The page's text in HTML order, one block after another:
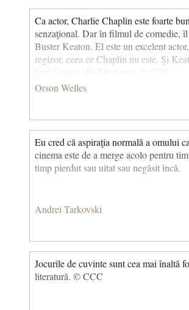
Ca actor, Charlie Chaplin este foarte
senzaţional. Dar în filmul de comedie,
Buster Keaton. El este un excelent
regizor, ceea ce Chaplin nu este. Şi
întotdeauna idei fabuloase. © CCC
Orson Welles
Eu cred că aspiraţia normală a omului
cinema este de a merge acolo pentru
timp pierdut sau uitat sau negăsit încă.
Andrei Tarkovski
Jocurile de cuvinte sunt cea mai înaltă
literatură. © CCC